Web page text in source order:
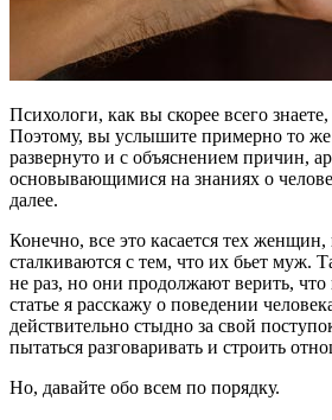
Психологи, как вы скорее всего
Поэтому, вы услышите примерно то же
развернуто и с объяснением причин,
основывающимися на знаниях о
далее.
Конечно, все это касается тех
сталкиваются с тем, что их бьет муж.
не раз, но они продолжают верить, что
статье я расскажу о поведении
действительно стыдно за свой
пытаться разговаривать и строить
Но, давайте обо всем по порядку.